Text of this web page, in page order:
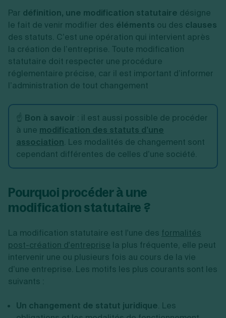
Par définition, une modification statutaire désigne
le fait de venir modifier des éléments ou des clauses
des statuts. C’est une opération qui intervient après
la création de l’entreprise. Toute modification
statutaire doit respecter une procédure
réglementaire précise, car il est important d’informer
l’administration de tout changement
☝️ Bon à savoir : il est aussi possible de procéder
à une modification des statuts d’une
association. Les modalités de changement sont
cependant différentes de celles d’une société.
Pourquoi procéder à une
modification statutaire ?
La modification statutaire est l'une des formalités
post-création d'entreprise la plus fréquente, elle peut
intervenir une ou plusieurs fois au cours de la vie
d’une entreprise. Les motifs les plus courants sont les
suivants :
Un changement de statut juridique. Les